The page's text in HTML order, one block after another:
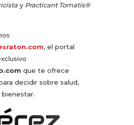
y Practicant Tomatis®
, el portal
que te ofrece
decidir sobre salud,
bienestar.